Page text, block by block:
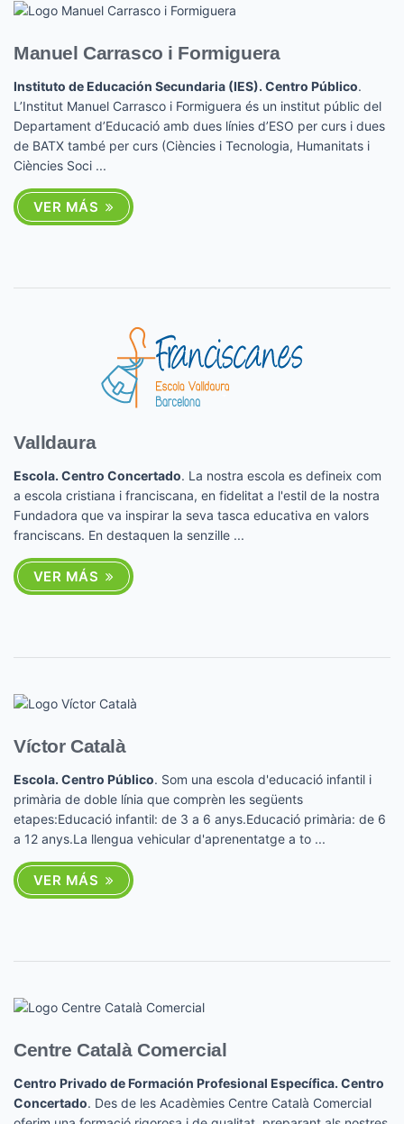
Manuel Carrasco i Formiguera
Instituto de Educación Secundaria (IES). Centro Público.
L’Institut Manuel Carrasco i Formiguera és un institut públic del
Departament d’Educació amb dues línies d’ESO per curs i dues
de BATX també per curs (Ciències i Tecnologia, Humanitats i
Ciències Soci ...
VER MÁS
Valldaura
Escola. Centro Concertado. La nostra escola es defineix com
a escola cristiana i franciscana, en fidelitat a l'estil de la nostra
Fundadora que va inspirar la seva tasca educativa en valors
franciscans. En destaquen la senzille ...
VER MÁS
Víctor Català
Escola. Centro Público. Som una escola d'educació infantil i
primària de doble línia que comprèn les següents
etapes:Educació infantil: de 3 a 6 anys.Educació primària: de 6
a 12 anys.La llengua vehicular d'aprenentatge a to ...
VER MÁS
Centre Català Comercial
Centro Privado de Formación Profesional Específica. Centro
Concertado. Des de les Acadèmies Centre Català Comercial